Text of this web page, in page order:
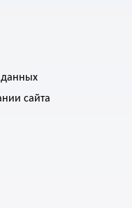
данных
сайта